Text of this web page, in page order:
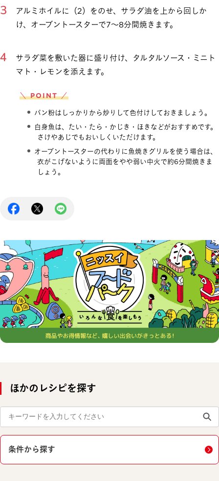
アルミホイルに（2）をのせ、サラダ油を上から回しか
け、オーブントースターで7～8分間焼きます。
サラダ菜を敷いた器に盛り付け、タルタルソース・ミニト
マト・レモンを添えます。
＼ POINT ／
パン粉はしっかりから炒りして色付けしておきましょう。
白身魚は、たい・たら・かじき・ほきなどがおすすめです。
さけやあじでもおいしくいただけます。
オーブントースターの代わりに魚焼きグリルを使う場合は、
衣がこげないように両面をやや弱い中火で約6分間焼きま
しょう。
ほかのレシピを探す
条件から探す